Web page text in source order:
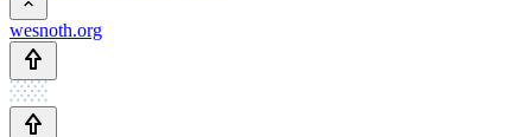
wesnoth.org